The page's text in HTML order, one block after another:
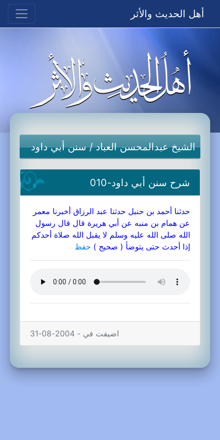
أهل الحديث والأثر
الشيخ عبدالمحسن العباد/سنن أبي داود
شرح سنن أبي داود-010
حدثنا أحمد بن حنبل حدثنا عبد الرزاق أخبرنا معمر
عن همام بن منبه عن أبي هريرة قال قال رسول
الله صلى الله عليه وسلم لا يقبل الله صلاة أحدكم
إذا أحدث حتى يتوضأ ( صحيح ) حفظ
اضيفت في - 2004-08-31